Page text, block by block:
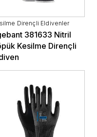
Dirençli Eldivenler
381633 Nitril
Kesilme Dirençli